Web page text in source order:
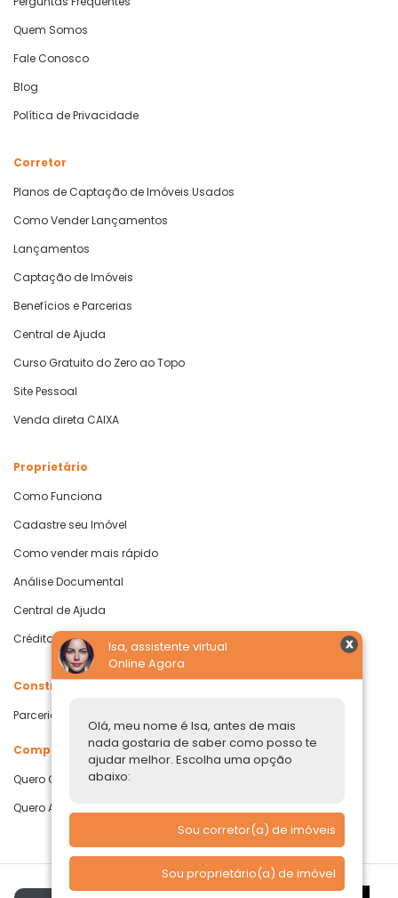
Isa, assistente virtual
Online Agora
Olá, meu nome é Isa, antes de mais
nada gostaria de saber como posso te
ajudar melhor. Escolha uma opção
abaixo:
Sou corretor(a) de imóveis
Sou proprietário(a) de imóvel
Quem Somos
Fale Conosco
Blog
Política de Privacidade
Corretor
Planos de Captação de Imóveis Usados
Como Vender Lançamentos
Lançamentos
Captação de Imóveis
Benefícios e Parcerias
Central de Ajuda
Curso Gratuito do Zero ao Topo
Site Pessoal
Venda direta CAIXA
Proprietário
Como Funciona
Cadastre seu Imóvel
Como vender mais rápido
Análise Documental
Central de Ajuda
Crédito com Garantia de Imóvel
Construtoras
Parcerias Imobiliárias
Comprar ou alugar
Quero Comprar
Quero Alugar